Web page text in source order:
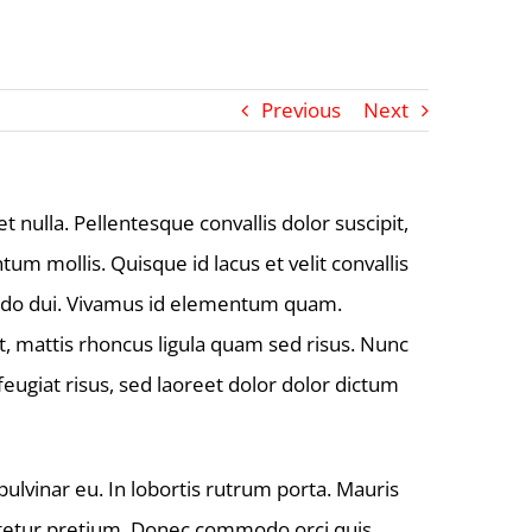
Previous Next
nulla. Pellentesque convallis dolor suscipit,
mollis. Quisque id lacus et velit convallis
dui. Vivamus id elementum quam.
rhoncus ligula quam sed risus. Nunc
risus, sed laoreet dolor dolor dictum
eu. In lobortis rutrum porta. Mauris